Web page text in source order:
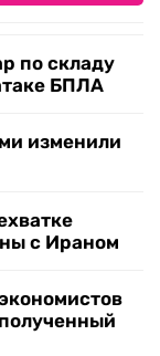
по складу
БПЛА
изменили
с Ираном